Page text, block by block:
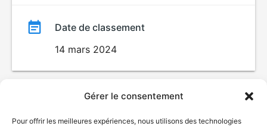
Gérer le consentement
Pour offrir les meilleures expériences, nous utilisons des technologies
Date de classement
14 mars 2024